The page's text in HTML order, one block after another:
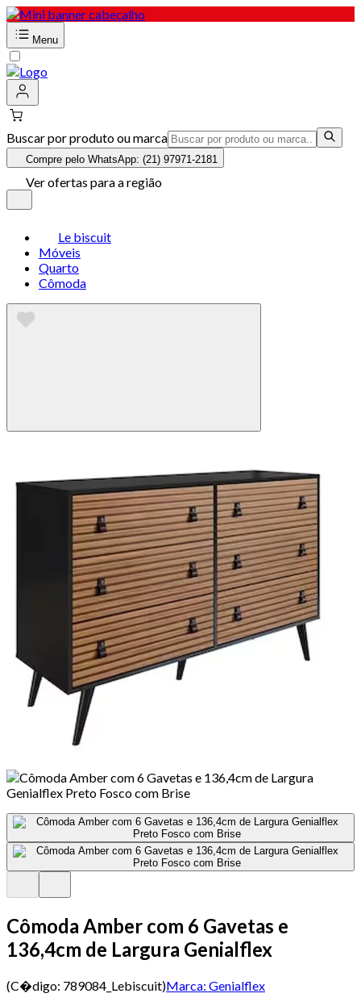
Menu
Buscar por produto ou marca
Compre pelo WhatsApp: (21) 97971-2181
Ver ofertas para a região
Le biscuit
Móveis
Quarto
Cômoda
Cômoda Amber com 6 Gavetas e
136,4cm de Largura Genialflex
(C�digo: 789084_Lebiscuit)Marca: Genialflex